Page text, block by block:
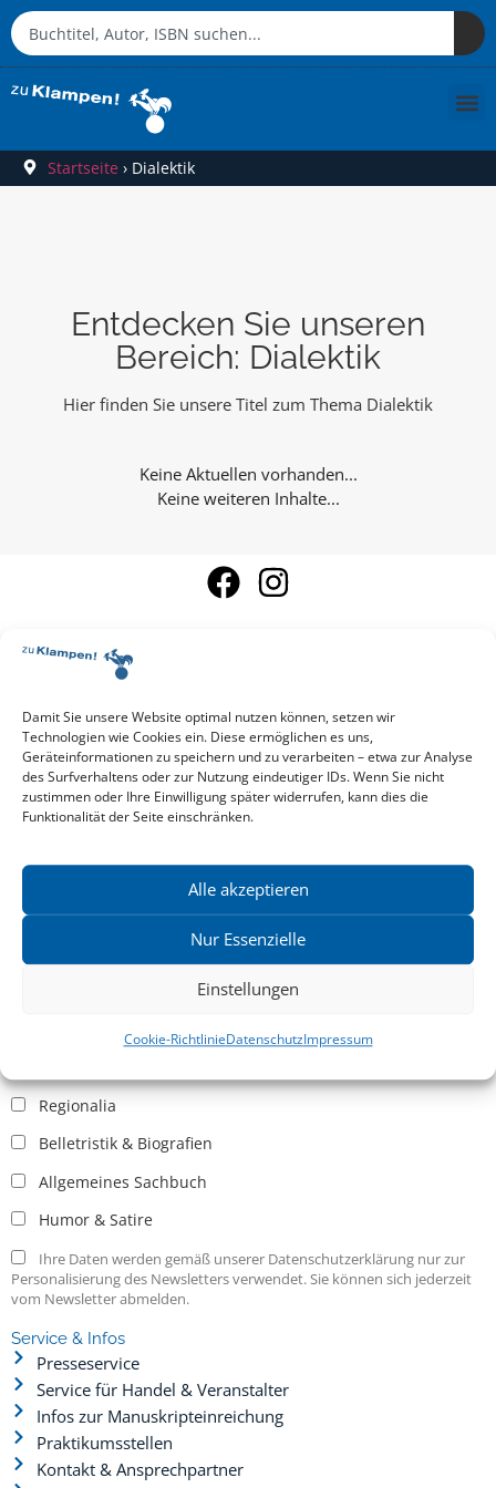
Damit Sie unsere Website optimal nutzen können, setzen wir
Technologien wie Cookies ein. Diese ermöglichen es uns,
Geräteinformationen zu speichern und zu verarbeiten – etwa zur Analyse
des Surfverhaltens oder zur Nutzung eindeutiger IDs. Wenn Sie nicht
zustimmen oder Ihre Einwilligung später widerrufen, kann dies die
Funktionalität der Seite einschränken.
Alle akzeptieren
Nur Essenzielle
Einstellungen
Cookie-RichtlinieDatenschutzImpressum
Startseite › Dialektik
Entdecken Sie unseren
Bereich: Dialektik
Hier finden Sie unsere Titel zum Thema Dialektik
Keine weiteren Inhalte...
Aktuelle Vorschau
Entdecken Sie das aktuelle zu-Klampen!-Verlagsprogramm.
Hier finden Sie die Verlagsvorschau – einfach direkt online
reinlesen oder herunterladen.
Download: Vorschau zu Klampen! Herbst 2026
Mehr aktuelle Vorschauen ansehen
News zu aktuellen Neuheiten und Nachrichten im zu Klampen!
Verlag – jederzeit wieder abbestellbar.
Kritische Theorie / Philosophie
Regionalia
Belletristik & Biografien
Allgemeines Sachbuch
Humor & Satire
Ihre Daten werden gemäß unserer Datenschutzerklärung nur zur
Personalisierung des Newsletters verwendet. Sie können sich jederzeit
vom Newsletter abmelden.
Service & Infos
Presseservice
Service für Handel & Veranstalter
Infos zur Manuskripteinreichung
Praktikumsstellen
Kontakt & Ansprechpartner